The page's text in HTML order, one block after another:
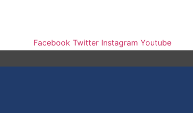
Facebook Twitter Instagram Youtube